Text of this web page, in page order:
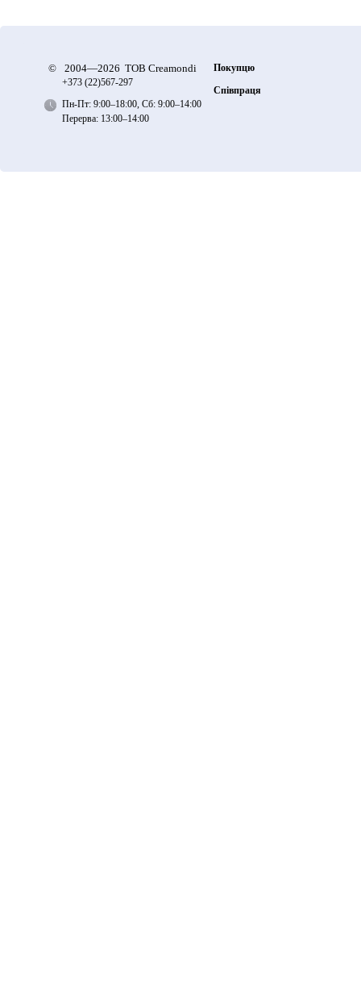
© 2004—2026 ТОВ Creamondi
+373 (22)567-297
Пн-Пт: 9:00–18:00, Сб: 9:00–14:00
Перерва: 13:00–14:00
Покупцю
Співпраця